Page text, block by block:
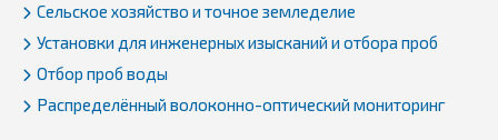
Сельское хозяйство и точное земледелие
Установки для инженерных изысканий и отбора проб
Отбор проб воды
Распределённый волоконно-оптический мониторинг